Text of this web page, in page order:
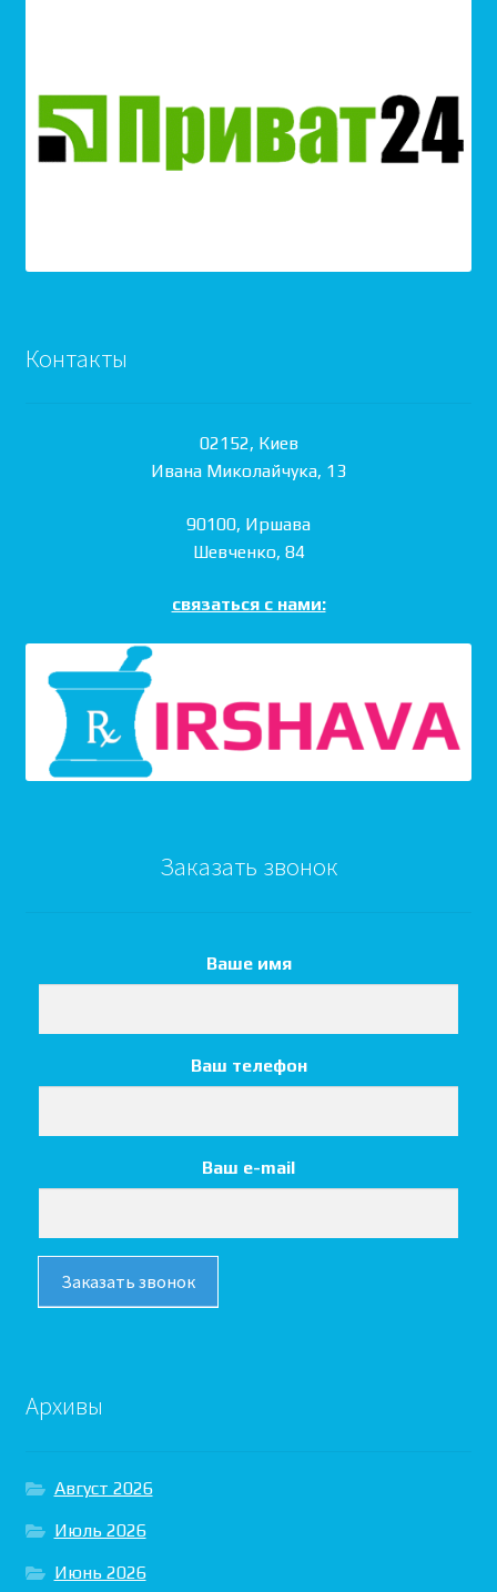
Контакты
02152, Киев
Ивана Миколайчука, 13
90100, Иршава
Шевченко, 84
связаться с нами:
Заказать звонок
Ваше имя
Ваш телефон
Ваш e-mail
Заказать звонок
Архивы
Август 2026
Июль 2026
Июнь 2026